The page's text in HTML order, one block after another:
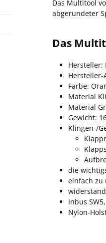
Das Multitool
abgerundeter
Das
Hersteller:
Hersteller-
Farbe:
Material
Material
Gewicht:
Klingen-/
die
einfach zu
Inbus
Nylon-